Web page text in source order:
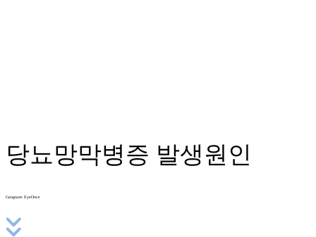
당뇨망막병증 발생원인
Gangnam EyeOnce